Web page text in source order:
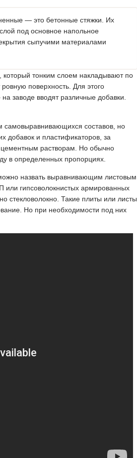
— это бетонные стяжки. Их
под основное напольное
сыпучими материалами
тонким слоем накладывают по
поверхность. Для этого
заводе вводят различные добавки.
самовыравнивающихся составов, но
добавок и пластификаторов, за
цементным растворам. Но обычно
в определенных пропорциях.
назвать выравнивающим листовым
гипсоволокнистых армированных
стекловолокно. Такие плиты или листы
Но при необходимости под них